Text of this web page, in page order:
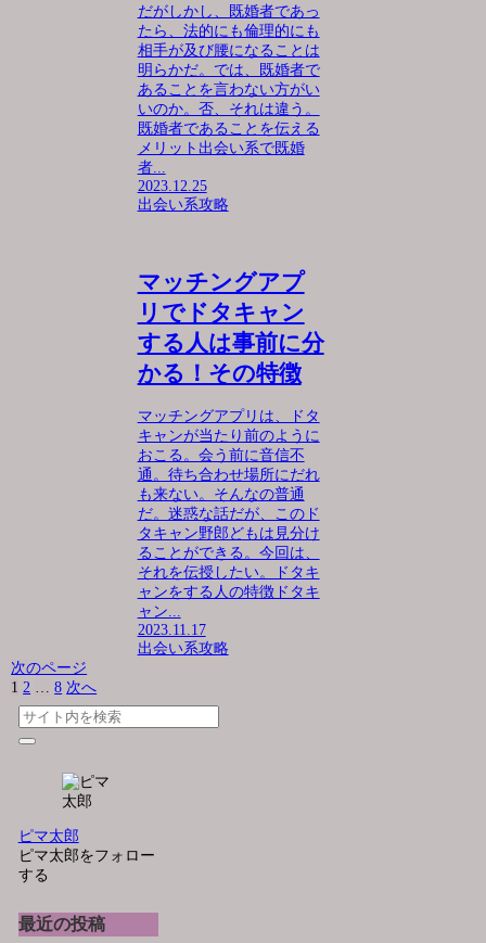
だがしかし、既婚者であっ
たら、法的にも倫理的にも
相手が及び腰になることは
明らかだ。では、既婚者で
あることを言わない方がい
いのか。否、それは違う。
既婚者であることを伝える
メリット出会い系で既婚
者...
2023.12.25
出会い系攻略
マッチングアプ
リでドタキャン
する人は事前に分
かる！その特徴
マッチングアプリは、ドタ
キャンが当たり前のように
おこる。会う前に音信不
通。待ち合わせ場所にだれ
も来ない。そんなの普通
だ。迷惑な話だが、このド
タキャン野郎どもは見分け
ることができる。今回は、
それを伝授したい。ドタキ
ャンをする人の特徴ドタキ
ャン...
2023.11.17
出会い系攻略
次のページ
1 2 … 8 次へ
ピマ太郎
ピマ太郎をフォロー
する
最近の投稿